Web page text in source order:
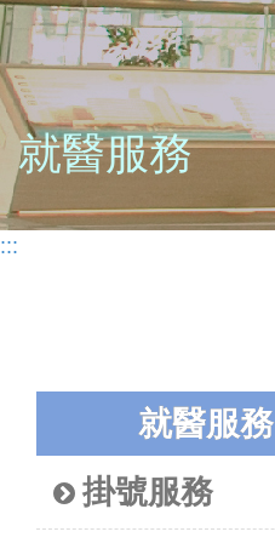
就醫服務
:::
就醫服務
掛號服務